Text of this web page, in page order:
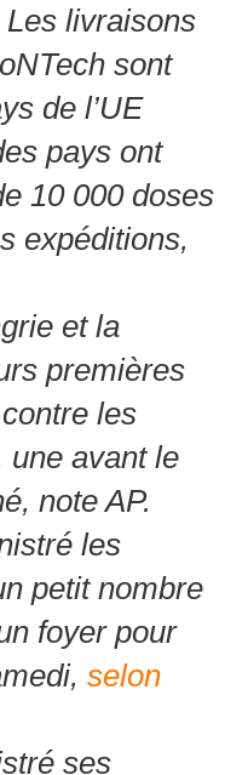
Les livraisons
sont
de l’UE
pays ont
10 000 doses
expéditions,
et la
premières
les
une avant le
note AP.
les
petit nombre
foyer pour
selon
ses